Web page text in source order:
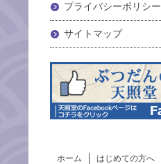
プライバシーポリシー
サイトマップ
ホーム はじめての方へ